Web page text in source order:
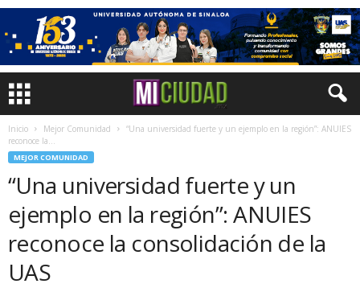
Inicio Mejor Comunidad
“Una universidad fuerte y un ejemplo en la región”: ANUIES
reconoce la...
MEJOR COMUNIDAD
“Una universidad fuerte y un
ejemplo en la región”: ANUIES
reconoce la consolidación de la
UAS